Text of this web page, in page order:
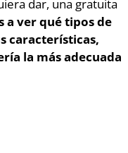
dar, una gratuita
a ver qué tipos de
características,
la más adecuada